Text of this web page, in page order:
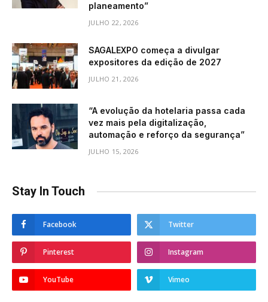
planeamento”
JULHO 22, 2026
SAGALEXPO começa a divulgar
expositores da edição de 2027
JULHO 21, 2026
“A evolução da hotelaria passa cada
vez mais pela digitalização,
automação e reforço da segurança”
JULHO 15, 2026
Stay In Touch
Facebook Twitter
Pinterest Instagram
YouTube Vimeo